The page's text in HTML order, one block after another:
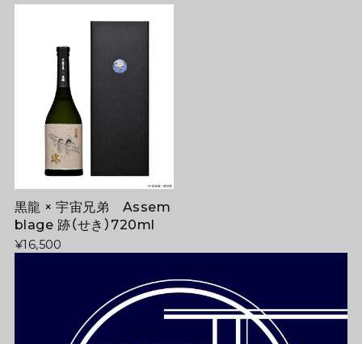
黒龍 × 宇宙兄弟 Assem
blage 跡（せき）720ml
¥16,500